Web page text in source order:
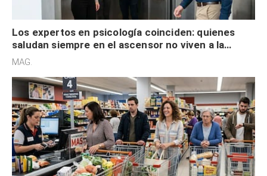
Los expertos en psicología coinciden: quienes
saludan siempre en el ascensor no viven a la
defensiva y tienen apertura social
MAG.